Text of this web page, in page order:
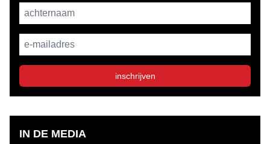
achternaam
E-mailadres
inschrijven
IN DE MEDIA